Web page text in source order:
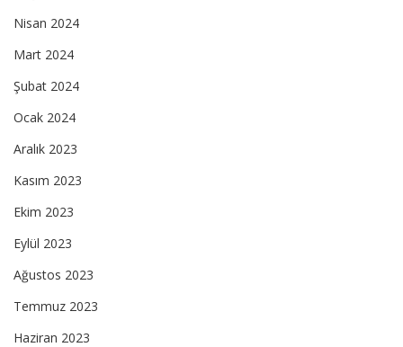
Nisan 2024
Mart 2024
Şubat 2024
Ocak 2024
Aralık 2023
Kasım 2023
Ekim 2023
Eylül 2023
Ağustos 2023
Temmuz 2023
Haziran 2023